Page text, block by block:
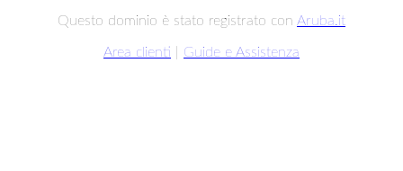
Questo dominio è stato registrato con Aruba.it
Area clienti Guide e Assistenza